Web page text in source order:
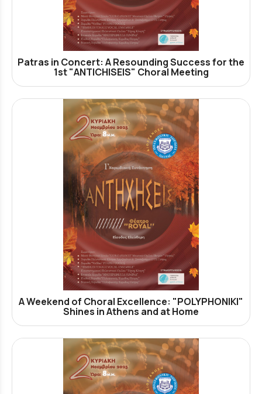
Patras in Concert: A Resounding Success for the
1st "ANTICHISEIS" Choral Meeting
A Weekend of Choral Excellence: "POLYPHONIKI"
Shines in Athens and at Home